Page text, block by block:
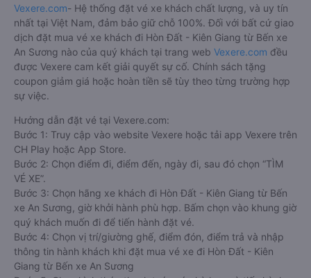
Vexere.com- Hệ thống đặt vé xe khách chất lượng, và uy tín
nhất tại Việt Nam, đảm bảo giữ chỗ 100%. Đối với bất cứ giao
dịch đặt mua vé xe khách đi Hòn Đất - Kiên Giang từ Bến xe
An Sương nào của quý khách tại trang web Vexere.com đều
được Vexere cam kết giải quyết sự cố. Chính sách tặng
coupon giảm giá hoặc hoàn tiền sẽ tùy theo từng trường hợp
sự việc.
Hướng dẫn đặt vé tại Vexere.com:
Bước 1: Truy cập vào website Vexere hoặc tải app Vexere trên
CH Play hoặc App Store.
Bước 2: Chọn điểm đi, điểm đến, ngày đi, sau đó chọn “TÌM
VÉ XE”.
Bước 3: Chọn hãng xe khách đi Hòn Đất - Kiên Giang từ Bến
xe An Sương, giờ khởi hành phù hợp. Bấm chọn vào khung giờ
quý khách muốn đi để tiến hành đặt vé.
Bước 4: Chọn vị trí/giường ghế, điểm đón, điểm trả và nhập
thông tin hành khách khi đặt mua vé xe đi Hòn Đất - Kiên
Giang từ Bến xe An Sương